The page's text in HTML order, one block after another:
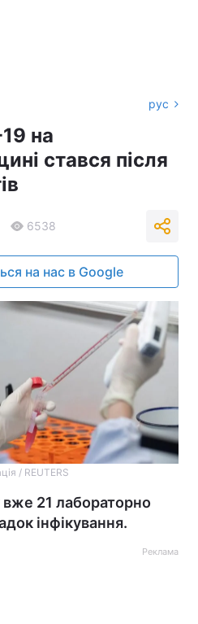
рус
на
стався після
6538
на нас в Google
/ REUTERS
21 лабораторно
інфікування.
Реклама